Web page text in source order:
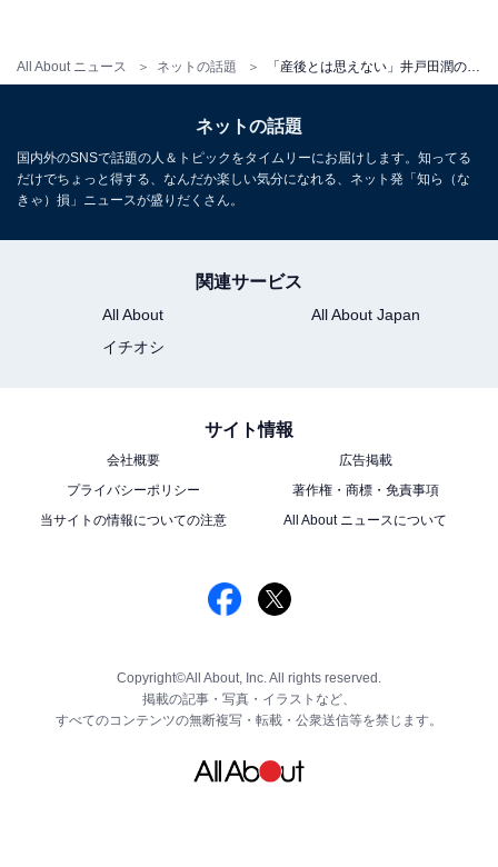
All About ニュース ネットの話題
ネットの話題
国内外のSNSで話題の人＆トピックをタイムリーにお届けします。知ってる
だけでちょっと得する、なんだか楽しい気分になれる、ネット発「知ら（な
きゃ）損」ニュースが盛りだくさん。
関連サービス
All About
All About Japan
イチオシ
サイト情報
会社概要
広告掲載
プライバシーポリシー
著作権・商標・免責事項
当サイトの情報についての注意
All About ニュースについて
Copyright©All About, Inc. All rights reserved.
掲載の記事・写真・イラストなど、
すべてのコンテンツの無断複写・転載・公衆送信等を禁じます。